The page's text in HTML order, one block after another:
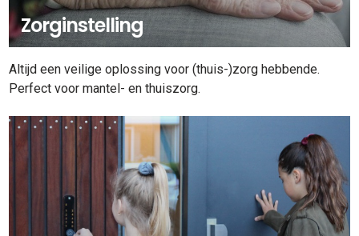
Zorginstelling
Altijd een veilige oplossing voor (thuis-)zorg hebbende.
Perfect voor mantel- en thuiszorg.